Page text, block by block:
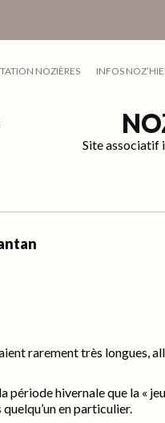
NOZIÈRES INFOS
Site associatif
rarement très longues,
période hivernale que la «
en particulier.